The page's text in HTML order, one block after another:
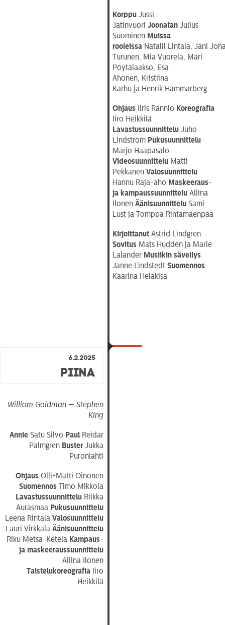
Korppu Jussi
Jätinvuori Joonatan Julius
Suominen Muissa
rooleissa Natalil Lintala, Jani
Turunen, Mia Vuorela, Mari
Pöytälaakso, Esa
Ahonen, Kristiina
Karhu ja Henrik Hammarberg.
Ohjaus Iiris Rannio Koreografia
Iiro Heikkilä
Lavastussuunnittelu Juho
Lindström Pukusuunnittelu
Marjo Haapasalo
Videosuunnittelu Matti
Pekkanen Valosuunnittelu
Hannu Raja-aho Maskeeraus-
ja kampaussuunnittelu Aliina
Ilonen Äänisuunnittelu Sami
Lust ja Tomppa Rintamäenpää
Kirjoittanut Astrid Lindgren
Sovitus Mats Huddén ja Marie
Lalander Musiikin sävellys
Janne Lindstedt Suomennos
Kaarina Helakisa
6.2.2025
Piina
William Goldman — Stephen
King
Annie Satu Silvo Paul Reidar
Palmgren BusterJukka
Puronlahti
Ohjaus Olli-Matti Oinonen
Suomennos Timo Mikkola
Lavastussuunnittelu Riikka
Aurasmaa Pukusuunnittelu
Leena RintalaValosuunnittelu
Lauri VirkkalaÄänisuunnittelu
Riku Metsä-Ketelä Kampaus-
ja maskeeraussuunnittelu
Aliina Ilonen
Taistelukoreografia Iiro
Heikkilä